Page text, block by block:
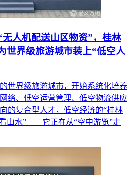
人机配送山区物资”，桂林
世界级旅游城市装上“低空人
世界级旅游城市，开始系统化培养
络、低空运营管理、低空物流供应
的复合型人才，低空经济的“桂林
山水”——它正在从“空中游览”走